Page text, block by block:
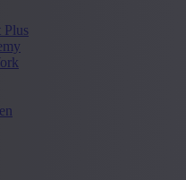
Plus